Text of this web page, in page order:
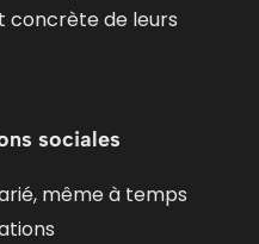
concrète de leurs
sociales
même à temps